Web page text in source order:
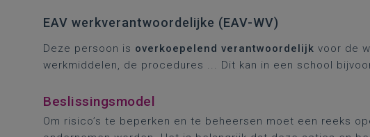
EAV werkverantwoordelijke (EAV-WV)
Deze persoon is overkoepelend verantwoordelijk voor de
werkmiddelen, de procedures ... Dit kan in een school
Beslissingsmodel
Om risico’s te beperken en te beheersen moet een reeks